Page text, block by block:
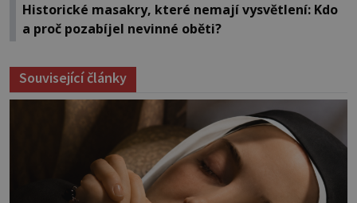
Historické masakry, které nemají vysvětlení: Kdo
a proč pozabíjel nevinné oběti?
Související články